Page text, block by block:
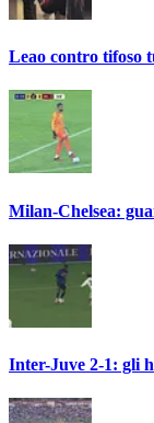
Leao contro tifoso
Milan-Chelsea:
Inter-Juve 2-1: gli